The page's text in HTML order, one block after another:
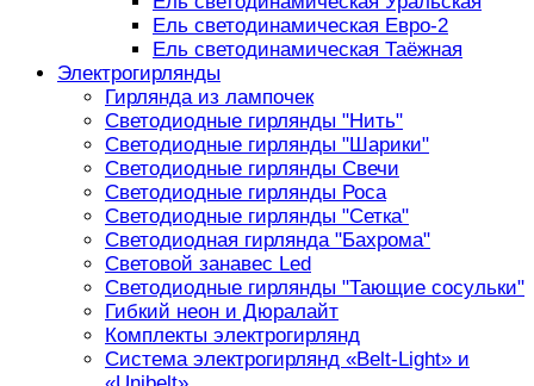
Ель светодинамическая Евро-2
Ель светодинамическая Таёжная
Электрогирлянды
Гирлянда из лампочек
Светодиодные гирлянды "Нить"
Светодиодные гирлянды "Шарики"
Светодиодные гирлянды Свечи
Светодиодные гирлянды Роса
Светодиодные гирлянды "Сетка"
Светодиодная гирлянда "Бахрома"
Световой занавес Led
Светодиодные гирлянды "Тающие сосульки"
Гибкий неон и Дюралайт
Комплекты электрогирлянд
Система электрогирлянд «Belt-Light» и